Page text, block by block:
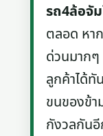
รถ4ล้อจั
ตลอด หา
ด่วนมากๆ
ลูกค้าได้ทั
ขนของข้
กังวลกันอี